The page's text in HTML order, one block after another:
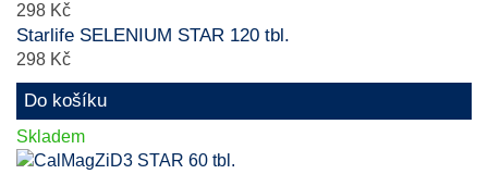
298 Kč
Starlife SELENIUM STAR 120 tbl.
298 Kč
Do košíku
Skladem